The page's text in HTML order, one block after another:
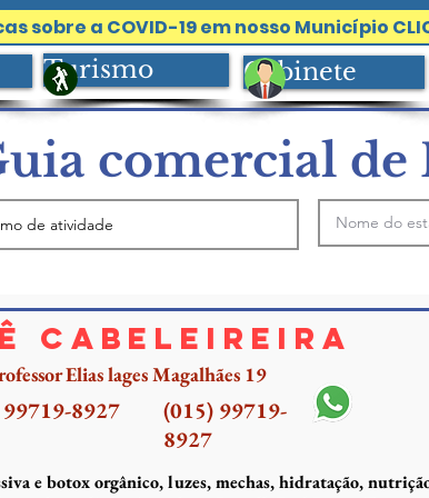
sobre a COVID-19 em nosso Município
Turismo Gabinete
comercial de
cabeleireira
Elias lages Magalhães 19
8927
(015) 99719-
8927
e botox orgânico, luzes, mechas, hidratação,